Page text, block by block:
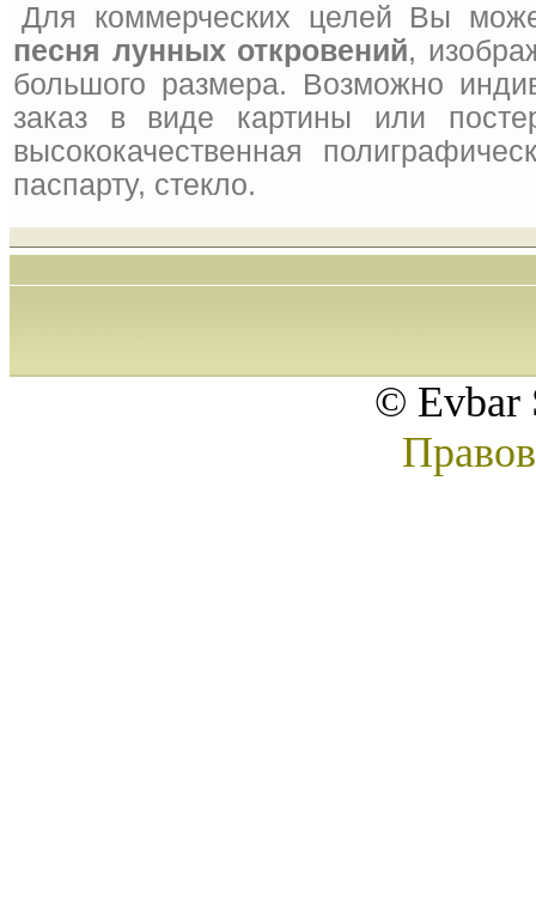
Для коммерческих целей Вы
песня лунных откровений,
большого размера. Возможно
заказ в виде картины или
высококачественная
паспарту, стекло.
© Evbar